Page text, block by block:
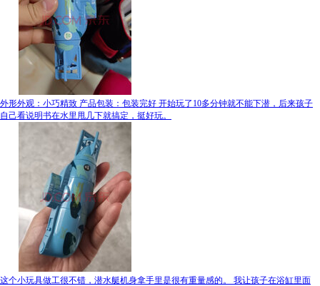
外形外观：小巧精致 产品包装：包装完好 开始玩了10多分钟就不能下潜，后来孩子
自己看说明书在水里甩几下就搞定，挺好玩。
这个小玩具做工很不错，潜水艇机身拿手里是很有重量感的。 我让孩子在浴缸里面